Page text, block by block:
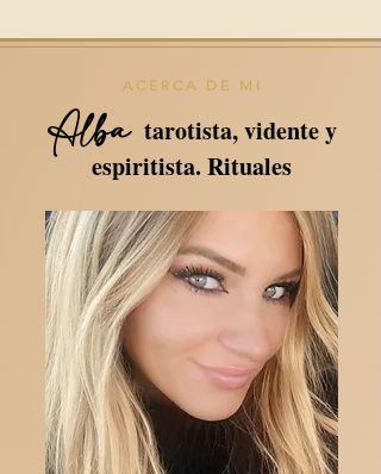
ACERCA DE MI
Alba tarotista, vidente y
espiritista. Rituales